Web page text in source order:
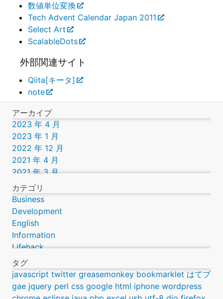
数値単位変換
Tech Advent Calendar Japan 2011
Select Art
ScalableDots
外部関連サイト
Qiita[キータ]
note
アーカイブ
2023 年 4 月
2023 年 1 月
2022 年 12 月
2021 年 4 月
2021 年 3 月
2019 年 9 月
2016 年 12 月
2016 年 11 月
2016 年 9 月
2016 年 8 月
2016 年 7 月
2014 年 12 月
2014 年 10 月
2013 年 12 月
カテゴリ
Business
Development
English
Information
Lifehack
Lifestyle
Science
Technology
Webcomic
タグ
javascript twitter greasemonkey bookmarklet はてブ
gae jquery perl css google html iphone wordpress